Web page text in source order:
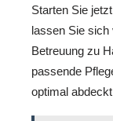
Starten Sie
lassen Sie sich
Betreuung zu
passende
optimal